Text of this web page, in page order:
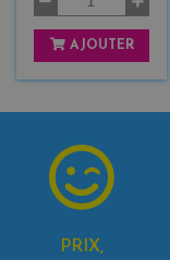
AJOUTER
PRIX,